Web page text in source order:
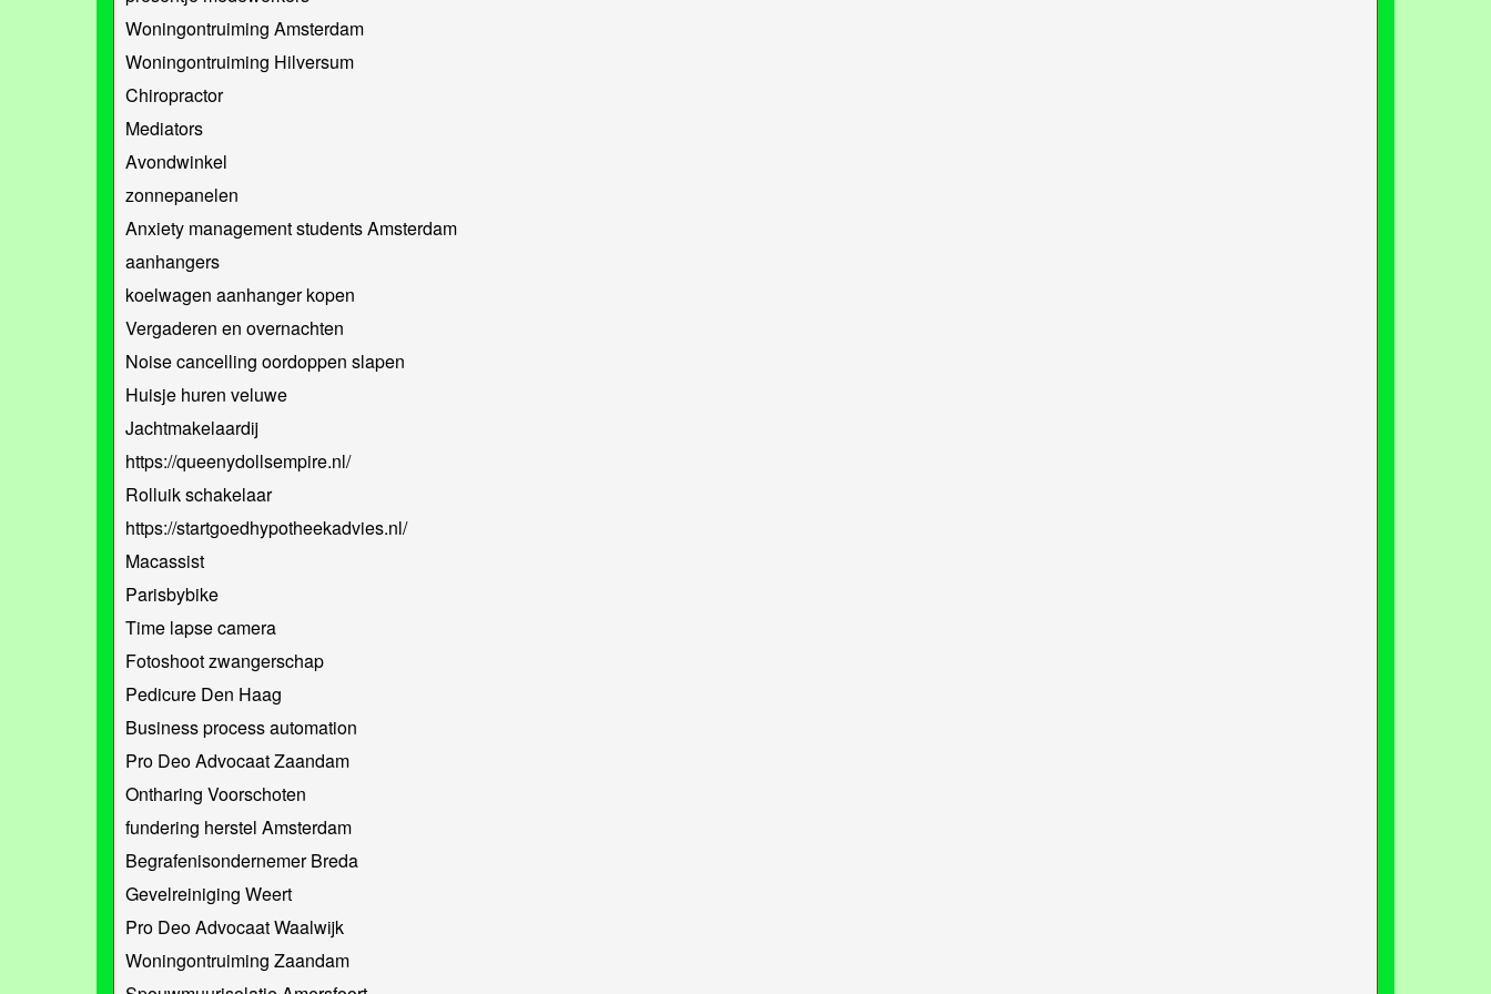
Woningontruiming Amsterdam
Woningontruiming Hilversum
Chiropractor
Mediators
Avondwinkel
zonnepanelen
Anxiety management students Amsterdam
aanhangers
koelwagen aanhanger kopen
Vergaderen en overnachten
Noise cancelling oordoppen slapen
Huisje huren veluwe
Jachtmakelaardij
https://queenydollsempire.nl/
Rolluik schakelaar
https://startgoedhypotheekadvies.nl/
Macassist
Parisbybike
Time lapse camera
Fotoshoot zwangerschap
Pedicure Den Haag
Business process automation
Pro Deo Advocaat Zaandam
Ontharing Voorschoten
fundering herstel Amsterdam
Begrafenisondernemer Breda
Gevelreiniging Weert
Pro Deo Advocaat Waalwijk
Woningontruiming Zaandam